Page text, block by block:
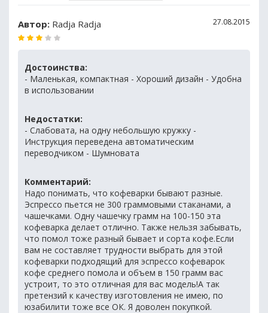
Автор: Radja Radja 27.08.2015
Достоинства:
- Маленькая, компактная - Хороший дизайн - Удобна
в использовании
Недостатки:
- Слабовата, на одну небольшую кружку -
Инструкция переведена автоматическим
переводчиком - Шумновата
Комментарий:
Надо понимать, что кофеварки бывают разные.
Эспрессо пьется не 300 граммовыми стаканами, а
чашечками. Одну чашечку грамм на 100-150 эта
кофеварка делает отлично. Также нельзя забывать,
что помол тоже разный бывает и сорта кофе.Если
вам не составляет трудности выбрать для этой
кофеварки подходящий для эспрессо кофеварок
кофе среднего помола и объем в 150 грамм вас
устроит, то это отличная для вас модель!А так
претензий к качеству изготовления не имею, по
юзабилити тоже все ОК. Я доволен покупкой.